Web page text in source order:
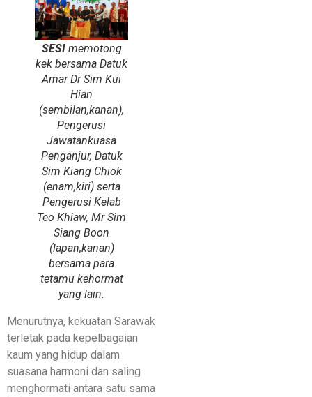
SESI memotong
kek bersama Datuk
Amar Dr Sim Kui
Hian
(sembilan,kanan),
Pengerusi
Jawatankuasa
Penganjur, Datuk
Sim Kiang Chiok
(enam,kiri) serta
Pengerusi Kelab
Teo Khiaw, Mr Sim
Siang Boon
(lapan,kanan)
bersama para
tetamu kehormat
yang lain.
Menurutnya, kekuatan Sarawak
terletak pada kepelbagaian
kaum yang hidup dalam
suasana harmoni dan saling
menghormati antara satu sama